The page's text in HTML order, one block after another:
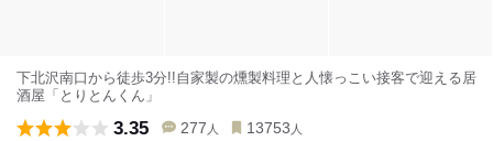
下北沢南口から徒歩3分!!自家製の燻製料理と人懐っこい接客で迎える居
酒屋「とりとんくん」
3.35 277 人 13753 人